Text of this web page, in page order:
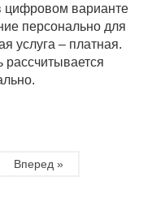
цифровом варианте
персонально для
услуга – платная.
рассчитывается
Вперед »